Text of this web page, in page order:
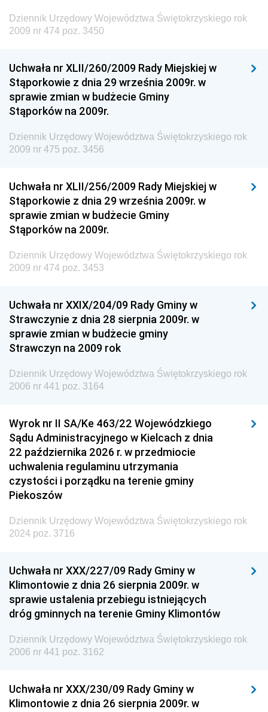
Dziennik Urzędowy Ministra Transportu, Budownictwa
i Gospodarki Morskiej
Dziennik Urzędowy Ministra Spraw Zagranicznych
Dziennik Urzędowy Centralnego Biura
Antykorupcyjnego
Wewnętrznego
Dziennik Urzędowy Urzędu Patentowego
Dziennik Urzędowy Generalnej Dyrekcji Dróg
Krajowych i Autostrad
Dziennik Urzędowy Ministra Środowiska
Dziennik Urzędowy Ministra Edukacji
Dziennik Urzędowy Ministra Przemysłu
Dziennik Urzędowy Ministra Finansów i Gospodarki
Dziennik Urzędowy Ministra do Spraw Unii
Dziennik Urzędowy Agencji Wywiadu
Dziennik Urzędowy Województwa Świętokrzyskiego rok
2009 nr 474 poz. 3450
Uchwała nr XLII/260/2009 Rady Miejskiej w
Stąporkowie z dnia 29 września 2009r. w
sprawie zmian w budżecie Gminy
Stąporków na 2009r.
Dziennik Urzędowy Województwa Świętokrzyskiego rok
2009 nr 475 poz. 3456
Uchwała nr XLII/256/2009 Rady Miejskiej w
Stąporkowie z dnia 29 września 2009r. w
sprawie zmian w budżecie Gminy
Stąporków na 2009r.
Dziennik Urzędowy Województwa Świętokrzyskiego rok
2009 nr 474 poz. 3453
Uchwała nr XXIX/204/09 Rady Gminy w
Strawczynie z dnia 28 sierpnia 2009r. w
sprawie zmian w budżecie gminy
Strawczyn na 2009 rok
Dziennik Urzędowy Województwa Świętokrzyskiego rok
2006 nr 441 poz. 3164
Wyrok nr II SA/Ke 463/22 Wojewódzkiego
Sądu Administracyjnego w Kielcach z dnia
22 października 2026 r. w przedmiocie
uchwalenia regulaminu utrzymania
czystości i porządku na terenie gminy
Piekoszów
Dziennik Urzędowy Województwa Świętokrzyskiego rok
2024 poz. 3716
Uchwała nr XXX/227/09 Rady Gminy w
Klimontowie z dnia 26 sierpnia 2009r. w
sprawie ustalenia przebiegu istniejących
dróg gminnych na terenie Gminy Klimontów
Dziennik Urzędowy Województwa Świętokrzyskiego rok
2006 nr 441 poz. 3162
Uchwała nr XXX/230/09 Rady Gminy w
Klimontowie z dnia 26 sierpnia 2009r. w